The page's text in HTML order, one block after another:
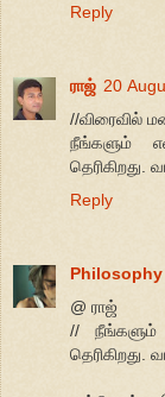
Reply
ராஜ் 20
//விரைவில்
நீங்களும்
தெரிகிறது.
Reply
Philosophy
@ ராஜ்
// நீங்களும்
தெரிகிறது.